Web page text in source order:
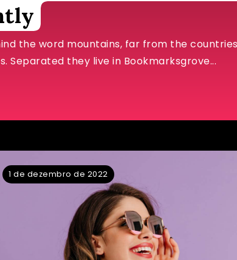
the word mountains, far from the
Separated they live in Bookmarksgrove...
1 de dezembro de 2022